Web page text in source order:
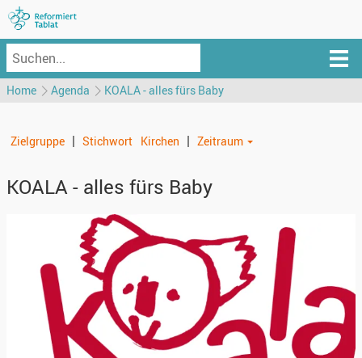
Home Agenda KOALA - alles fürs Baby
Zielgruppe | Stichwort Kirchen | Zeitraum
KOALA - alles fürs Baby